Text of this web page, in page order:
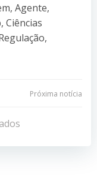
Agente,
Ciências
Próxima notícia